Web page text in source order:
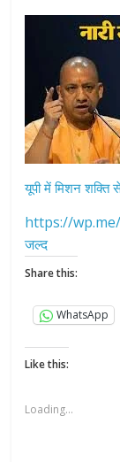
यूपी में मिशन शक्ति
https://wp.me/
जल्द
Share this:
WhatsApp
Like this:
Loading...